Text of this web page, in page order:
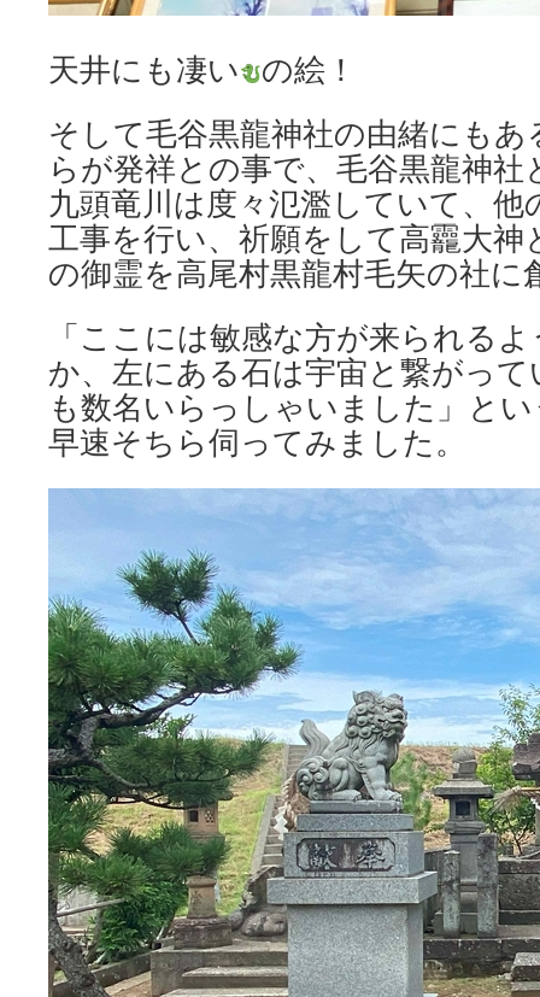
天井にも凄い
の絵！
そして毛谷黒龍神社の由緒にも
らが発祥との事で、毛谷黒龍神社
九頭竜川は度々氾濫していて、他
工事を行い、祈願をして高龗大神
の御霊を高尾村黒龍村毛矢の社
「ここには敏感な方が来られる
か、左にある石は宇宙と繋がっ
も数名いらっしゃいました」と
早速そちら伺ってみました。